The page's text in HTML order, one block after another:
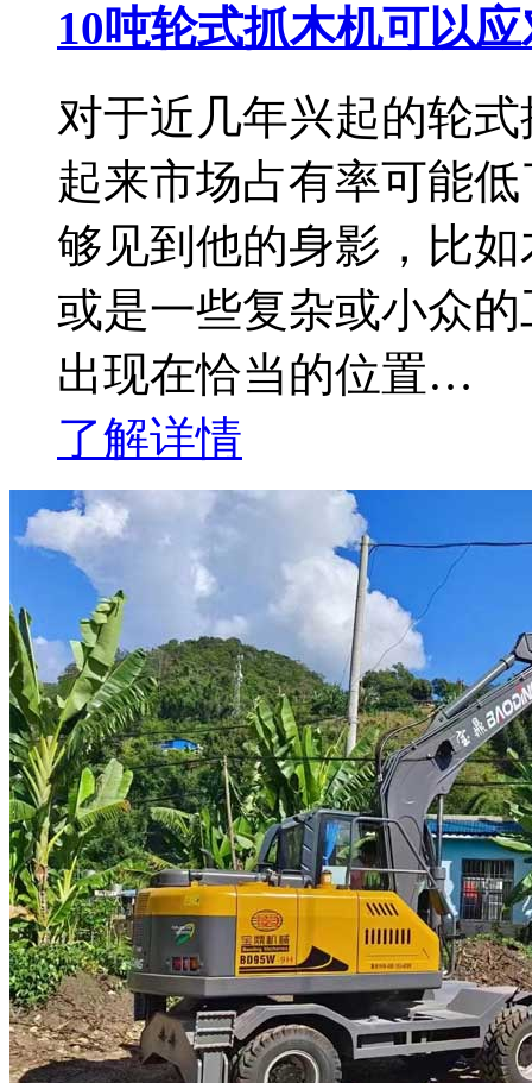
10吨轮式抓木机可以
对于近几年兴起的轮
起来市场占有率可能
够见到他的身影，比
或是一些复杂或小众
出现在恰当的位置…
了解详情